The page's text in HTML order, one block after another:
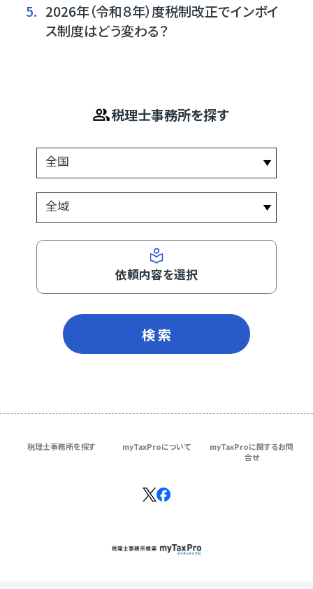
5. 2026年（令和８年）度税制改正でインボイ
ス制度はどう変わる？
税理士事務所を探す
依頼内容を選択
検 索
税理士事務所を探す myTaxProについて
myTaxProに関するお問
合せ